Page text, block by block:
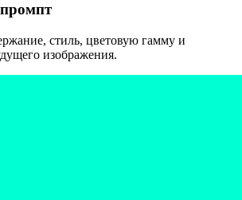
стиль, цветовую гамму и
изображения.